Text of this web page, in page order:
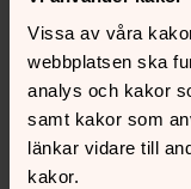
Vissa av våra
webbplatsen ska
analys och kakor
samt kakor som
länkar vidare till
kakor.
25–28 september
Utställningen är
människan.